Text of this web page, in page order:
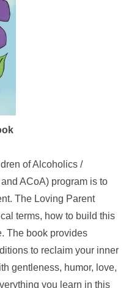
of Alcoholics /
ACoA) program is to
The Loving Parent
terms, how to build this
The book provides
to reclaim your inner
gentleness, humor, love,
you learn in this